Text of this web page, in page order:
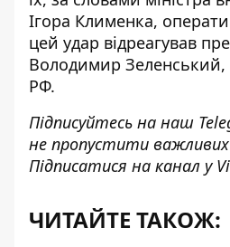
Ігора Клименка,
цей удар відреагував
Володимир Зеленський,
РФ.
Підписуйтесь на наш
не пропустити
Підписатися на канал у
ЧИТАЙТЕ ТАКОЖ: